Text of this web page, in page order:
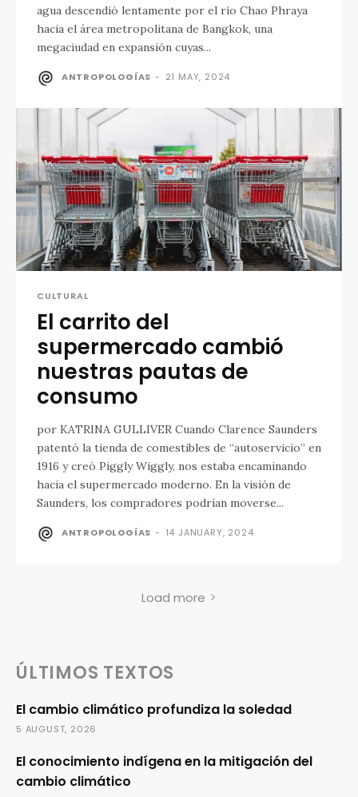
agua descendió lentamente por el río Chao Phraya
hacia el área metropolitana de Bangkok, una
megaciudad en expansión cuyas...
ANTROPOLOGÍAS - 21 MAY, 2024
CULTURAL
El carrito del
supermercado cambió
nuestras pautas de
consumo
por KATRINA GULLIVER Cuando Clarence Saunders
patentó la tienda de comestibles de “autoservicio” en
1916 y creó Piggly Wiggly, nos estaba encaminando
hacia el supermercado moderno. En la visión de
Saunders, los compradores podrían moverse...
ANTROPOLOGÍAS - 14 JANUARY, 2024
Load more
ÚLTIMOS TEXTOS
El cambio climático profundiza la soledad
5 AUGUST, 2026
El conocimiento indígena en la mitigación del
cambio climático